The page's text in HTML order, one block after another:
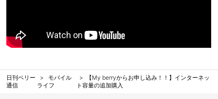
日刊ベリー
通信
モバイル
ライフ
【My berryからお申し込み！！】インターネッ
ト容量の追加購入